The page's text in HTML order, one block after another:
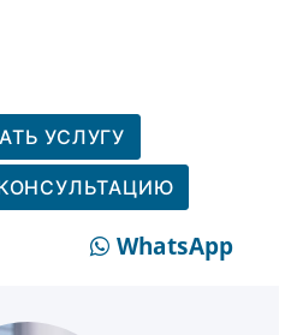
УСЛУГУ
WhatsApp